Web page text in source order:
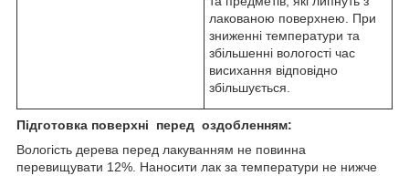
лакованою поверхнею. При
зниженні температури та
збільшенні вологості час
висихання відповідно
збільшується.
Підготовка поверхні перед оздобленням:
Вологість дерева перед лакуванням не повинна
перевищувати 12%. Наносити лак за температури не нижче